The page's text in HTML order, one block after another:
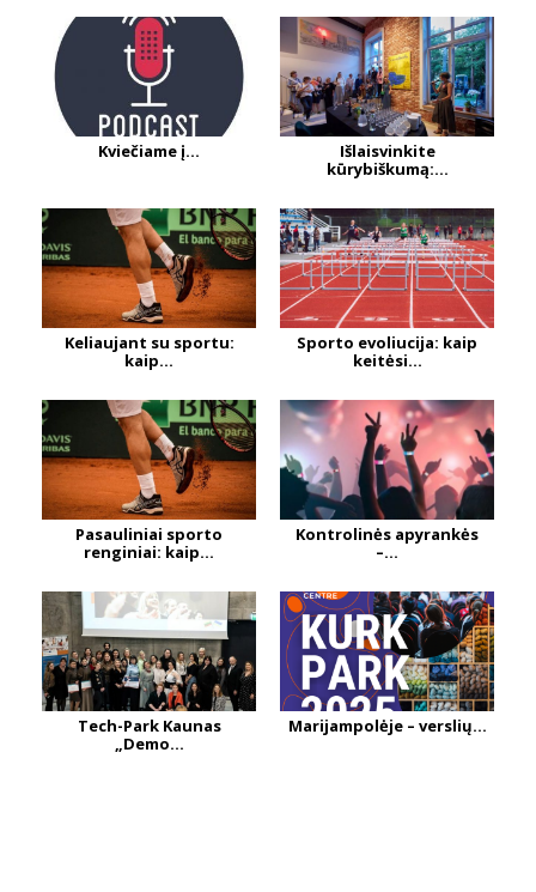
Kviečiame į...
Išlaisvinkite
kūrybiškumą:...
Keliaujant su sportu:
kaip...
Sporto evoliucija: kaip
keitėsi...
Pasauliniai sporto
renginiai: kaip...
Kontrolinės apyrankės
–...
Tech-Park Kaunas
„Demo...
Marijampolėje – verslių...